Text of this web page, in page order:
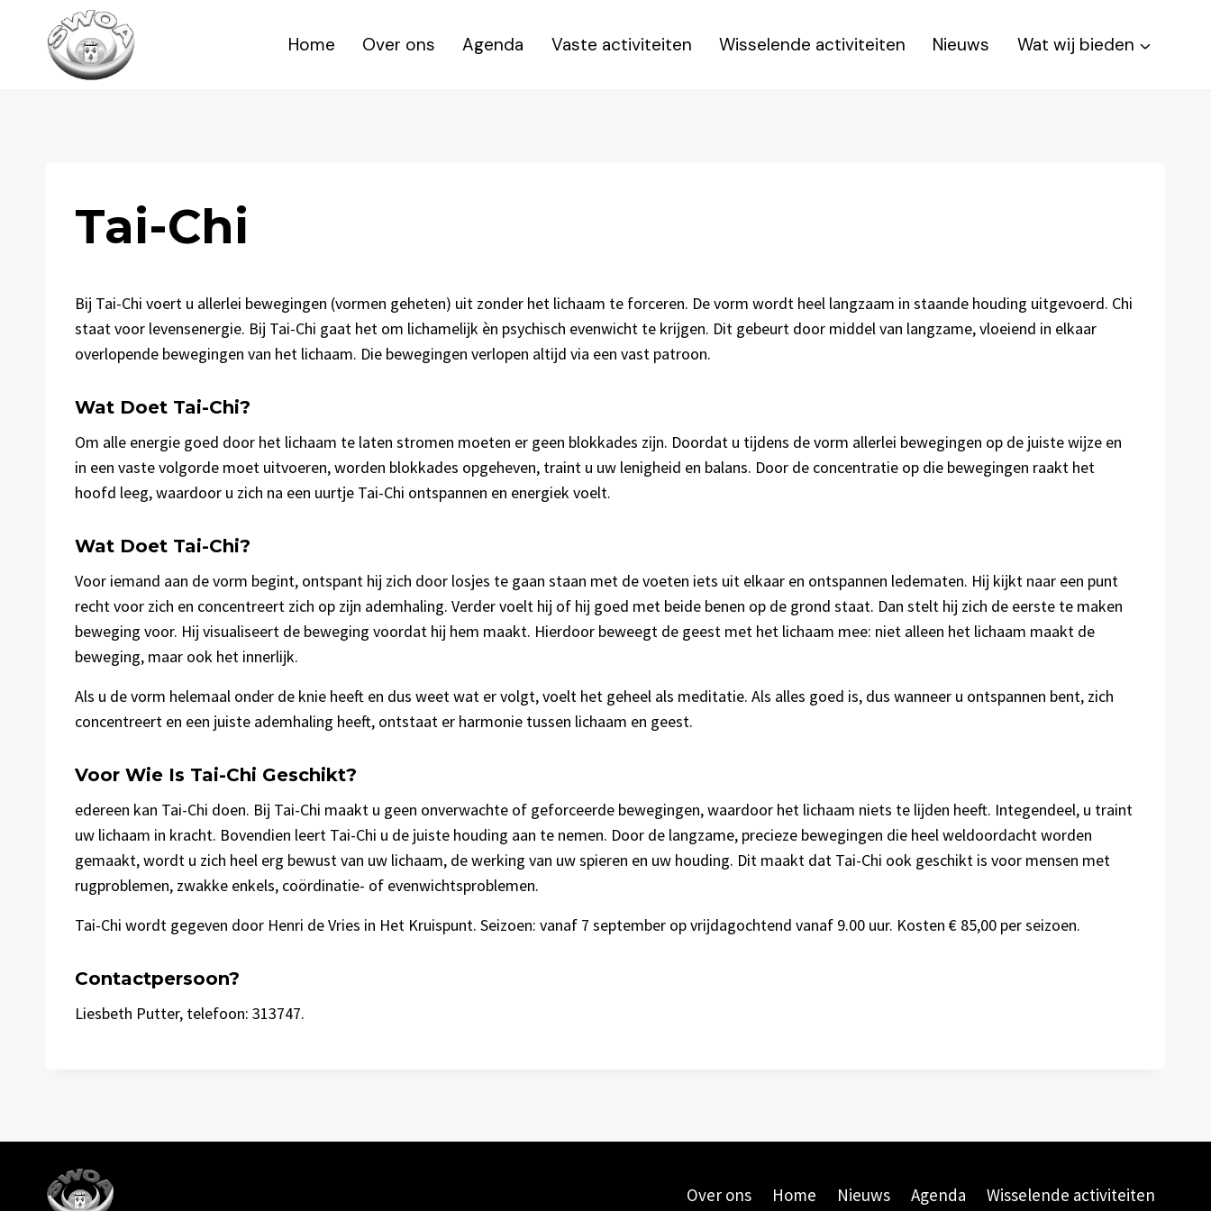
Home Over ons Agenda Vaste activiteiten Wisselende activiteiten Nieuws Wat wij bieden
Tai-Chi
Bij Tai-Chi voert u allerlei bewegingen (vormen geheten) uit zonder het lichaam te forceren. De vorm wordt heel langzaam in staande houding uitgevoerd. Chi
staat voor levensenergie. Bij Tai-Chi gaat het om lichamelijk èn psychisch evenwicht te krijgen. Dit gebeurt door middel van langzame, vloeiend in elkaar
overlopende bewegingen van het lichaam. Die bewegingen verlopen altijd via een vast patroon.
Wat Doet Tai-Chi?
Om alle energie goed door het lichaam te laten stromen moeten er geen blokkades zijn. Doordat u tijdens de vorm allerlei bewegingen op de juiste wijze en
in een vaste volgorde moet uitvoeren, worden blokkades opgeheven, traint u uw lenigheid en balans. Door de concentratie op die bewegingen raakt het
hoofd leeg, waardoor u zich na een uurtje Tai-Chi ontspannen en energiek voelt.
Wat Doet Tai-Chi?
Voor iemand aan de vorm begint, ontspant hij zich door losjes te gaan staan met de voeten iets uit elkaar en ontspannen ledematen. Hij kijkt naar een punt
recht voor zich en concentreert zich op zijn ademhaling. Verder voelt hij of hij goed met beide benen op de grond staat. Dan stelt hij zich de eerste te maken
beweging voor. Hij visualiseert de beweging voordat hij hem maakt. Hierdoor beweegt de geest met het lichaam mee: niet alleen het lichaam maakt de
beweging, maar ook het innerlijk.
Als u de vorm helemaal onder de knie heeft en dus weet wat er volgt, voelt het geheel als meditatie. Als alles goed is, dus wanneer u ontspannen bent, zich
concentreert en een juiste ademhaling heeft, ontstaat er harmonie tussen lichaam en geest.
Voor Wie Is Tai-Chi Geschikt?
edereen kan Tai-Chi doen. Bij Tai-Chi maakt u geen onverwachte of geforceerde bewegingen, waardoor het lichaam niets te lijden heeft. Integendeel, u traint
uw lichaam in kracht. Bovendien leert Tai-Chi u de juiste houding aan te nemen. Door de langzame, precieze bewegingen die heel weldoordacht worden
gemaakt, wordt u zich heel erg bewust van uw lichaam, de werking van uw spieren en uw houding. Dit maakt dat Tai-Chi ook geschikt is voor mensen met
rugproblemen, zwakke enkels, coördinatie- of evenwichtsproblemen.
Tai-Chi wordt gegeven door Henri de Vries in Het Kruispunt. Seizoen: vanaf 7 september op vrijdagochtend vanaf 9.00 uur. Kosten € 85,00 per seizoen.
Contactpersoon?
Liesbeth Putter, telefoon: 313747.
Over ons Home Nieuws Agenda Wisselende activiteiten